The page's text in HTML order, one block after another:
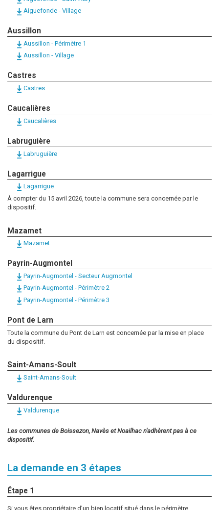
Aiguefonde - Village
Aussillon
Aussillon - Périmètre 1
Aussillon - Village
Castres
Castres
Caucalières
Caucalières
Labruguière
Labruguière
Lagarrigue
Lagarrigue
À compter du 15 avril 2026, toute la commune sera concernée par le
dispositif.
Mazamet
Mazamet
Payrin-Augmontel
Payrin-Augmontel - Secteur Augmontel
Payrin-Augmontel - Périmètre 2
Payrin-Augmontel - Périmètre 3
Pont de Larn
Toute la commune du Pont de Larn est concernée par la mise en place
du dispositif.
Saint-Amans-Soult
Saint-Amans-Soult
Valdurenque
Valdurenque
Les communes de Boissezon, Navès et Noailhac n'adhèrent pas à ce
dispositif.
La demande en 3 étapes
Étape 1
Si vous êtes propriétaire d’un bien locatif situé dans le périmètre